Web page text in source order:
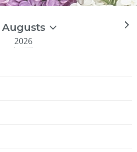
Augusts
2026